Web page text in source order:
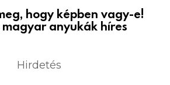
hogy képben vagy-e!
magyar anyukák híres
Hirdetés